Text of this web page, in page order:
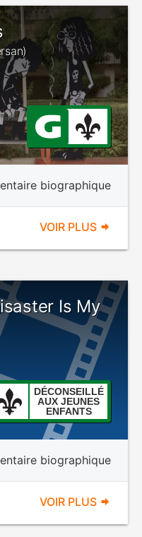
biographique
VOIR PLUS
Is My
DÉCONSEILLÉ
AUX JEUNES
ENFANTS
biographique
VOIR PLUS